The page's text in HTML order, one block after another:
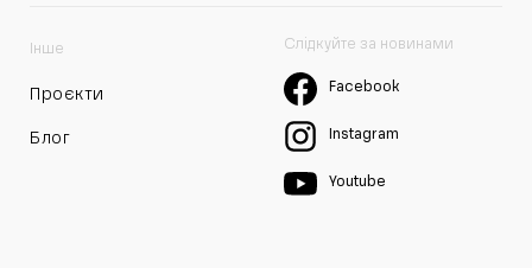
Інше
Проєкти
Блог
Слідкуйте за новинами
Facebook
Instagram
Youtube